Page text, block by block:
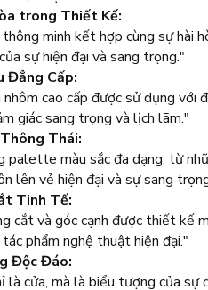
trong Thiết Kế:
minh kết hợp cùng sự hài
sự hiện đại và sang trọng."
Đẳng Cấp:
cao cấp được sử dụng với
giác sang trọng và lịch lãm."
Thái:
palette màu sắc đa dạng, từ
lên vẻ hiện đại và sự sang
Tinh Tế:
cắt và góc cạnh được thiết kế
phẩm nghệ thuật hiện đại."
Độc Đáo:
là cửa, mà là biểu tượng của sự